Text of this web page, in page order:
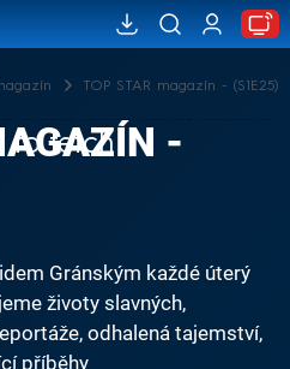
TOP STAR magazín - (S1E25)
to fetch
-
Gránským každé úterý
životy slavných,
odhalená tajemství,
příběhy